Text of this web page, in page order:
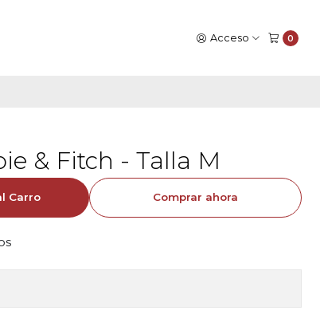
Acceso 0
& Fitch - Talla M
Carro Comprar ahora